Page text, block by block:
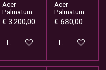
Acer
Palmatum
€ 3.200,00
In winkelwagen
Acer
Palmatum
€ 680,00
In